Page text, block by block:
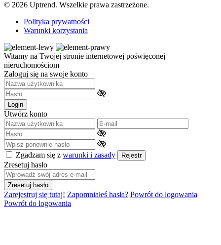
© 2026 Uptrend. Wszelkie prawa zastrzeżone.
Polityka prywatności
Warunki korzystania
Witamy na Twojej stronie internetowej poświęconej
nieruchomościom
Zaloguj się na swoje konto
Login
Utwórz konto
Zgadzam się z warunki i zasady Rejestr
Zresetuj hasło
Zresetuj hasło
Zarejestruj się tutaj! Zapomniałeś hasła? Powrót do logowania
Powrót do logowania